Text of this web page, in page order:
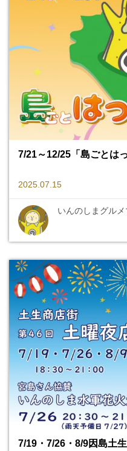
7/21～12/25「島ごとは
2025.07.15
いんのしまグル
7/19・7/26・8/9因島土